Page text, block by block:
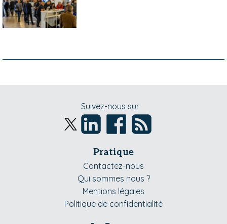
Suivez-nous sur
Pratique
Contactez-nous
Qui sommes nous ?
Mentions légales
Politique de confidentialité